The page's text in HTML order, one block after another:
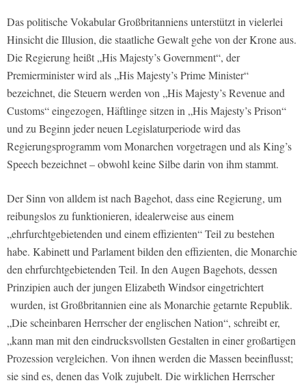
Das politische Vokabular Großbritanniens unterstützt in vielerlei
Hinsicht die Illusion, die staatliche Gewalt gehe von der Krone aus.
Die Regierung heißt „His Majesty’s Government“, der
Premierminister wird als „His Majesty’s Prime Minister“
bezeichnet, die Steuern werden von „His Majesty’s Revenue and
Customs“ eingezogen, Häftlinge sitzen in „His Majesty’s Prison“
und zu Beginn jeder neuen Legislaturperiode wird das
Regierungsprogramm vom Monarchen vorgetragen und als King’s
Speech bezeichnet – obwohl keine Silbe darin von ihm stammt.
Der Sinn von alldem ist nach Bagehot, dass eine Regierung, um
reibungslos zu funktionieren, idealerweise aus einem
„ehrfurchtgebietenden und einem effizienten“ Teil zu bestehen
habe. Kabinett und Parlament bilden den effizienten, die Monarchie
den ehrfurchtgebietenden Teil. In den Augen Bagehots, dessen
Prinzipien auch der jungen Elizabeth Windsor eingetrichtert
wurden, ist Großbritannien eine als Monarchie getarnte Republik.
„Die scheinbaren Herrscher der englischen Nation“, schreibt er,
„kann man mit den eindrucksvollsten Gestalten in einer großartigen
Prozession vergleichen. Von ihnen werden die Massen beeinflusst;
sie sind es, denen das Volk zujubelt. Die wirklichen Herrscher